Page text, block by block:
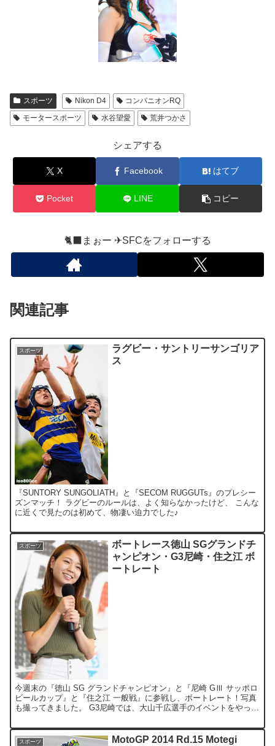
スポーツ Nikon D4
コンパニオンRQ
モータースポーツ
水谷望愛 荒井つかさ
シェアする
X Facebook はてブ
Pocket LINE コピー
🐈‍⬛まぉー ✈︎SFCをフォローする
関連記事
スポーツ
ラグビー・サントリーサンゴリア
ス
『SUNTORY SUNGOLIATH』と『SECOM RUGGUTs』のプレシー
ズンマッチ！ ラグビーのルールは、よく知らなかったけど、 こんな
に近くで見たのは初めて、物凄い迫力でした♪
スポーツ
ボートレース徳山 SGグランドチ
ャンピオン・G3尼崎・住之江 ボ
ートレート
今週末の『徳山 SG グランドチャンピオン』と『尼崎 GⅢ サッポロ
ビールカップ』と『住之江 一般戦』に参戦し、ボートレート！写真
も撮ってきました。 G3尼崎では、大山千広選手のイベントをやって
スポーツ
MotoGP 2014 Rd.15 Motegi